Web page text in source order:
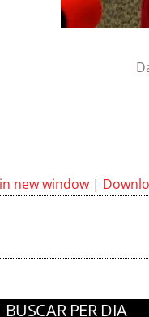
new window |
BUSCAR PER DIA